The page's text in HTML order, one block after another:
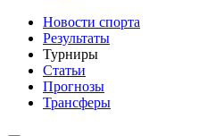
Новости спорта
Результаты
Турниры
Статьи
Прогнозы
Трансферы